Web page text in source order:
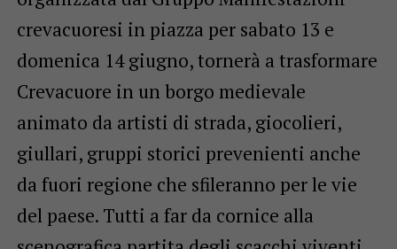
crevacuoresi in piazza per sabato 13 e
domenica 14 giugno, tornerà a trasformare
Crevacuore in un borgo medievale
animato da artisti di strada, giocolieri,
giullari, gruppi storici prevenienti anche
da fuori regione che sfileranno per le vie
del paese. Tutti a far da cornice alla